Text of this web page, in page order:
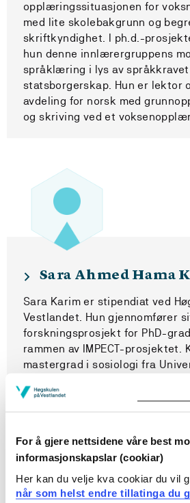
For å gjere nettsidene våre best
informasjonskapslar (cookiar)
Her kan du velje kva cookiar du vil
når som helst endre tillatinga du
opplæringssituasjonen for
med lite skolebakgrunn og
skriftkyndighet. I ph.d.-
hun denne innlærergruppens
språklæring i lys av
statsborgerskap. Hun er lektor
avdeling for norsk med
og skriving ved et
Sara Ahmed Hama
Sara Karim er stipendiat ved
Vestlandet. Hun gjennomfører
forskningsprosjekt for PhD-
rammen av IMPECT-prosjektet.
mastergrad i sosiologi fra
migrasjon, transnasjonalisme,
datainnsamling til sin PhD-
arbeidstittelen «Kandidatenes
språk- og statsborgerprøvene i
Danmark».